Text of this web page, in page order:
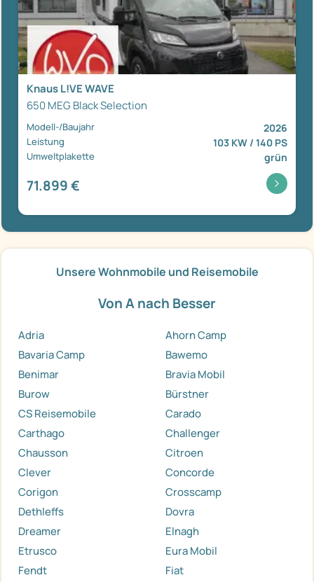
Knaus L!VE WAVE
650 MEG Black Selection
Modell-/Baujahr 2026
Leistung 103 KW / 140 PS
Umweltplakette grün
71.899 €
Unsere Wohnmobile und Reisemobile
Von A nach Besser
Adria
Ahorn Camp
Bavaria Camp
Bawemo
Benimar
Bravia Mobil
Burow
Bürstner
CS Reisemobile
Carado
Carthago
Challenger
Chausson
Citroen
Clever
Concorde
Corigon
Crosscamp
Dethleffs
Dovra
Dreamer
Elnagh
Etrusco
Eura Mobil
Fendt
Fiat